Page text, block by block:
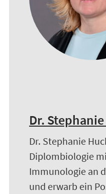
Dr.
Dr. Stephanie
Diplombiologie
Immunologie an
und erwarb ein